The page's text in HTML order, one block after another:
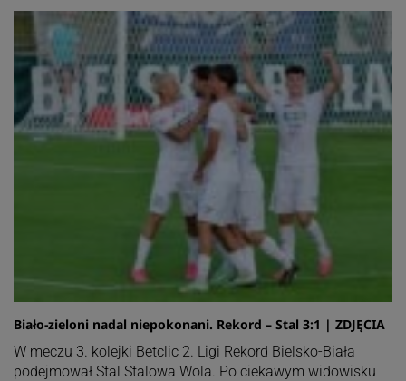
Biało-zieloni nadal niepokonani. Rekord – Stal 3:1 | ZDJĘCIA
W meczu 3. kolejki Betclic 2. Ligi Rekord Bielsko-Biała
podejmował Stal Stalowa Wola. Po ciekawym widowisku